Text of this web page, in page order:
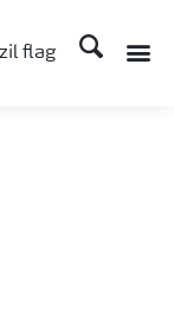
Busca